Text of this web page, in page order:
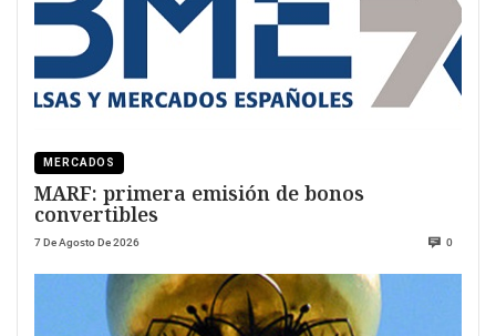
MERCADOS
MARF: primera emisión de bonos
convertibles
7 De Agosto De 2026 0